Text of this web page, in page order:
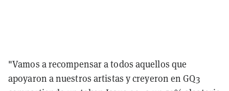
"Vamos a recompensar a todos aquellos que
apoyaron a nuestros artistas y creyeron en GQ3